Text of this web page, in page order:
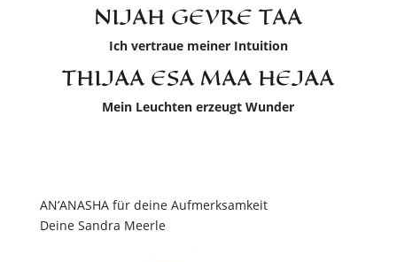
NIJAH GEVRE TAA
Ich vertraue meiner Intuition
THIJAA ESA MAA HEJAA
Mein Leuchten erzeugt Wunder
AN’ANASHA für deine Aufmerksamkeit
Deine Sandra Meerle